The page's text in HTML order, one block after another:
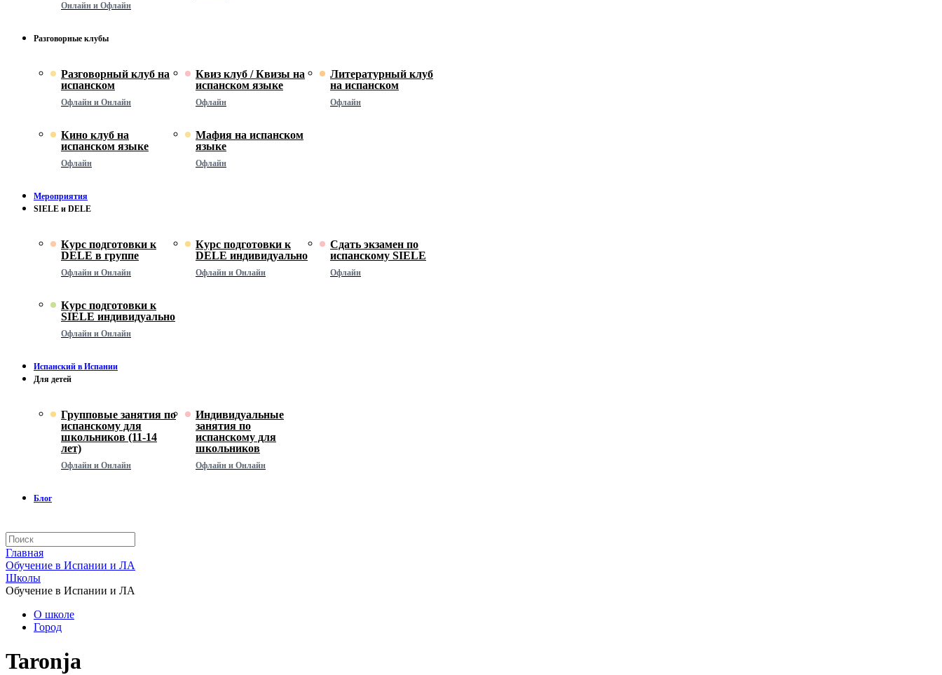
Онлайн и Офлайн
Разговорные клубы
Разговорный клуб на
испанском
Офлайн и Онлайн
Квиз клуб / Квизы на
испанском языке
Офлайн
Литературный клуб
на испанском
Офлайн
Кино клуб на
испанском языке
Офлайн
Мафия на испанском
языке
Офлайн
Мероприятия
SIELE и DELE
Курс подготовки к
DELE в группе
Офлайн и Онлайн
Курс подготовки к
DELE индивидуально
Офлайн и Онлайн
Сдать экзамен по
испанскому SIELE
Офлайн
Курс подготовки к
SIELE индивидуально
Офлайн и Онлайн
Испанский в Испании
Для детей
Групповые занятия по
испанскому для
школьников (11-14
лет)
Офлайн и Онлайн
Индивидуальные
занятия по
испанскому для
школьников
Офлайн и Онлайн
Блог
Главная
Обучение в Испании и ЛА
Школы
Обучение в Испании и ЛА
О школе
Город
Taronja